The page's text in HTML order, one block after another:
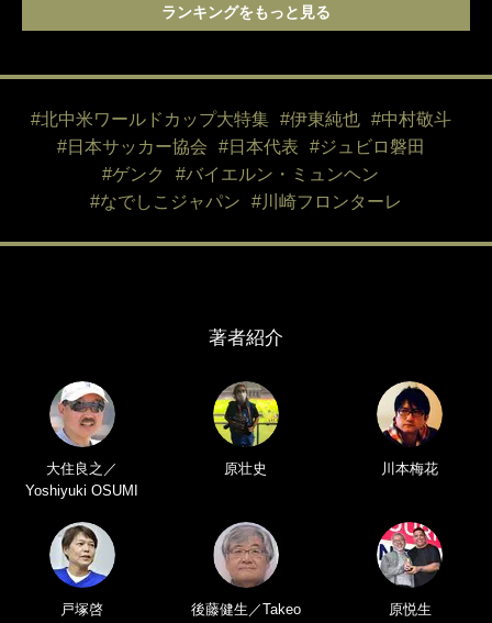
ランキングをもっと見る
#北中米ワールドカップ大特集 #伊東純也
#中村敬斗
#日本サッカー協会
#日本代表
#ジュビロ磐田
#ゲンク
#バイエルン・ミュンヘン
#なでしこジャパン
#川崎フロンターレ
著者紹介
大住良之／
Yoshiyuki OSUMI
原壮史 川本梅花
戸塚啓
後藤健生／Takeo
原悦生